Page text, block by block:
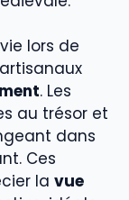
lors de
. Les
au trésor et
dans
Ces
la vue